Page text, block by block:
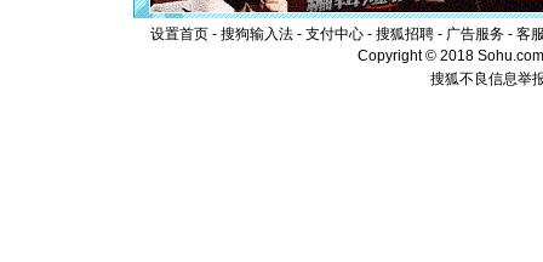
泣，这痛
卖了。水
[春节] 风
颜！冬去
设置首页 - 搜狗输入法 - 支付中心 - 搜狐招聘 - 广告服务 - 客
Copyright © 2018
搜狐不良信息举